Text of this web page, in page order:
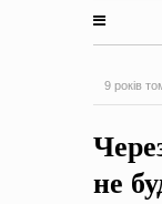
9 років
на період
проектів
не